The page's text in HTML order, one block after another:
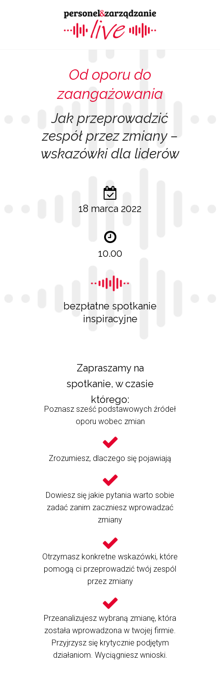
Od oporu do
zaangażowania
18 marca 2022
bezpłatne spotkanie
inspiracyjne
10.00
Jak przeprowadzić
zespół przez zmiany –
wskazówki dla liderów
Zapraszamy na
spotkanie, w czasie
którego:
Poznasz sześć podstawowych źródeł
oporu wobec zmian
Zrozumiesz, dlaczego się pojawiają
Dowiesz się jakie pytania warto sobie
zadać zanim zaczniesz wprowadzać
zmiany
Otrzymasz konkretne wskazówki, które
pomogą ci przeprowadzić twój zespól
przez zmiany
Przeanalizujesz wybraną zmianę, która
została wprowadzona w twojej firmie.
Przyjrzysz się krytycznie podjętym
działaniom. Wyciągniesz wnioski.